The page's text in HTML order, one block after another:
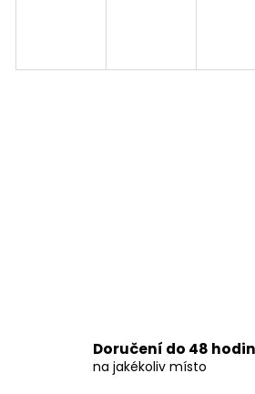
Doručení do 48 hodin
na jakékoliv místo